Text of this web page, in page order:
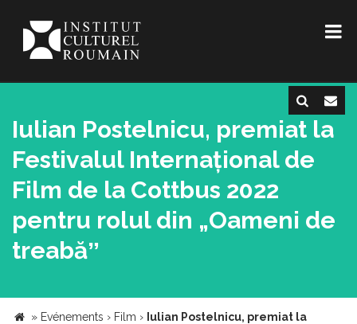
Iulian Postelnicu, premiat la
Festivalul Internațional de
Film de la Cottbus 2022
pentru rolul din „Oameni de
treabăˮ
» Evénements › Film › Iulian Postelnicu, premiat la